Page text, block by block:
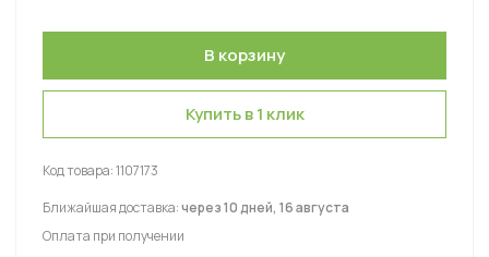
Купить в 1 клик
Код товара:1107173
Ближайшая доставка:через 10 дней, 16 августа
Оплата при получении